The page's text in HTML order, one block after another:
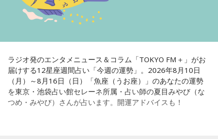
寺島「まあ、つなぎでね」
「これをやったら消費税は元に戻しますということで。
一応これで、2年後に必ず戻すと言ったことは大義名分が立つ
歩譲って――本当は歳出削減でやるべきだと思いますけど
――財源ということになっても2年持ちゃあいいんでしょ。こ
の間の為替介入で儲かったお金でも使ったらいかがですかと
か。大体、名目GDP成長率の3倍ぐらい税収って伸びるんです
ラジオ発のエンタメニュース＆コラム「TOKYO FM＋」がお
届けする12星座週間占い「今週の運勢」。2026年8月10日
（月）～8月16日（日）「魚座（うお座）」のあなたの運勢
を東京・池袋占い館セレーネ所属・占い師の夏目みやび（な
つめ・みやび）さんが占います。開運アドバイスも！